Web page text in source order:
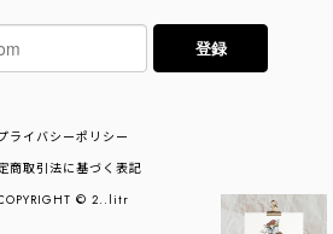
登録
ライバシーポリシー
商取引法に基づく表記
© 2..litr